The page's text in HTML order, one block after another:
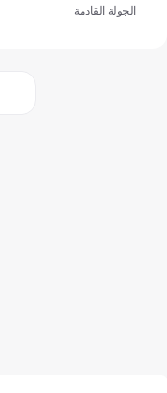
الجولة القادمة